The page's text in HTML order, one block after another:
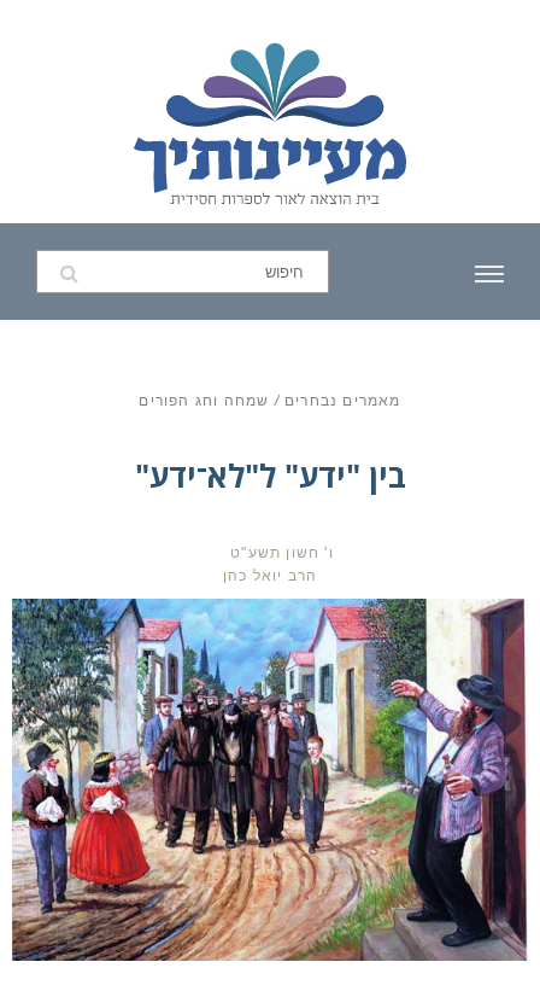
מאמרים נבחרים/ שמחה וחג הפורים
בין "ידע" ל"לא־ידע"
ו' חשון תשע"ט
הרב יואל כהן